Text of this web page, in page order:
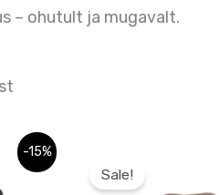
– ohutult ja mugavalt.
-15%
Sale!